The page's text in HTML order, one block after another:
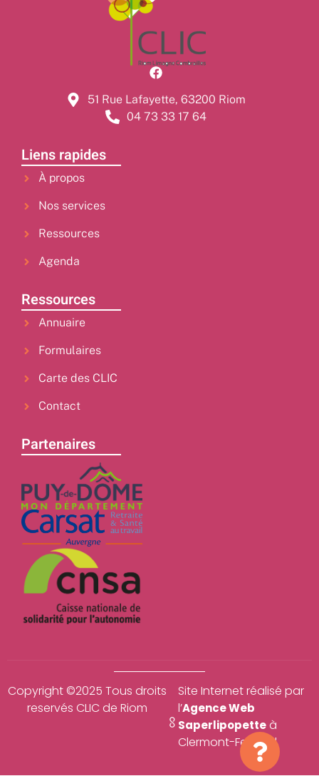
51 Rue Lafayette, 63200 Riom
04 73 33 17 64
Liens rapides
À propos
Nos services
Ressources
Agenda
Ressources
Annuaire
Formulaires
Carte des CLIC
Contact
Partenaires
Copyright ©2025 Tous droits
reservés CLIC de Riom
Site Internet réalisé par
l’Agence Web
Saperlipopetteà
Clermont-Ferrand